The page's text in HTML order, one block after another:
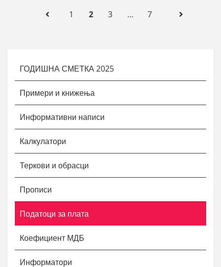
Posts pagination
Претходна
1 2 3 … 7 Следна
ГОДИШНА СМЕТКА 2025
Примери и книжења
Информативни написи
Калкулатори
Теркови и обрасци
Прописи
Податоци за плата
Коефициент МДБ
Информатори